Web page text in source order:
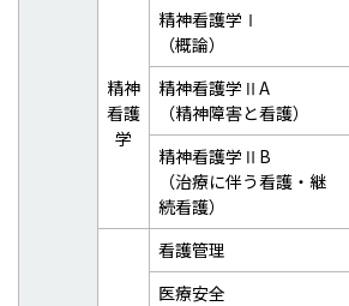
精神
看護
学
精神看護学Ⅰ
（概論）
精神看護学ⅡA
（精神障害と看護）
精神看護学ⅡB
（治療に伴う看護・継
続看護）
看護管理
医療安全